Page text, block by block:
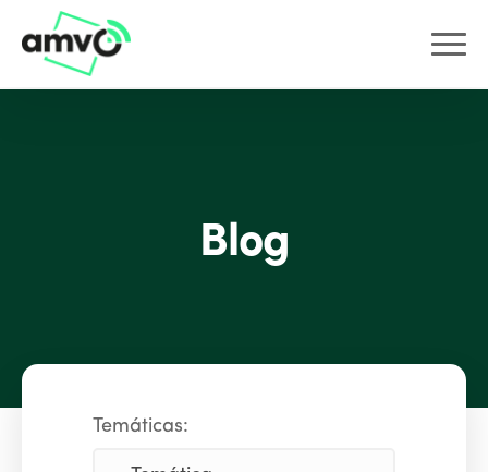
Blog
Temáticas: